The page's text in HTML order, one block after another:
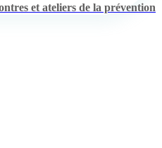
et ateliers de la prévention